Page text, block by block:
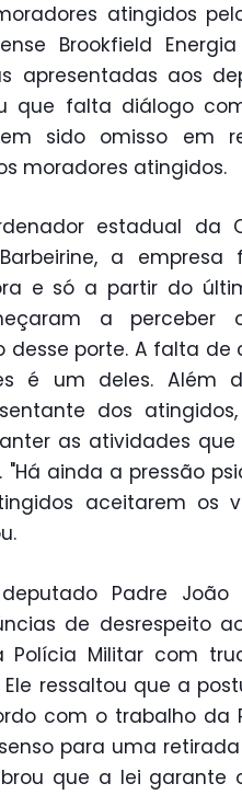
atingidos
Brookfield
apresentadas aos
que falta diálogo
sido omisso em
moradores atingidos.
estadual da
a
e só a partir do
a
desse porte. A falta de
é um deles. Além
dos
as atividades
"Há ainda a pressão
aceitarem os
Padre João
de desrespeito
Polícia Militar com
Ele ressaltou que a
com o trabalho da
para uma
que a lei garante